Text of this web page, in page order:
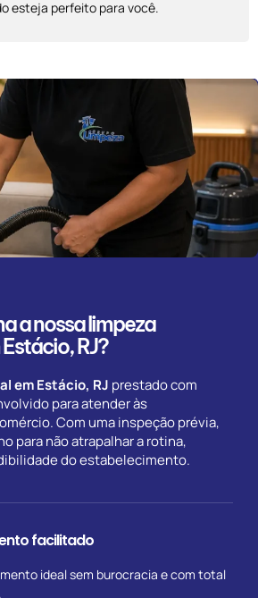
esteja perfeito para você.
a nossa limpeza
RJ?
em Estácio, RJ prestado com
para atender às
Com uma inspeção prévia,
para não atrapalhar a rotina,
do estabelecimento.
facilitado
ideal sem burocracia e com total